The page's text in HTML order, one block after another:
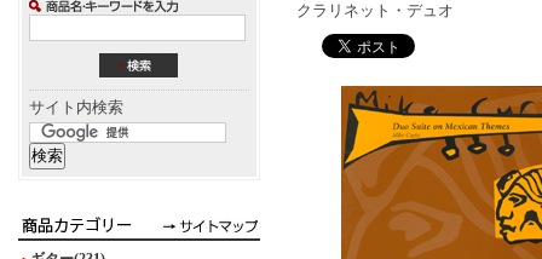
サイト内検索
クラリネット・デュオ